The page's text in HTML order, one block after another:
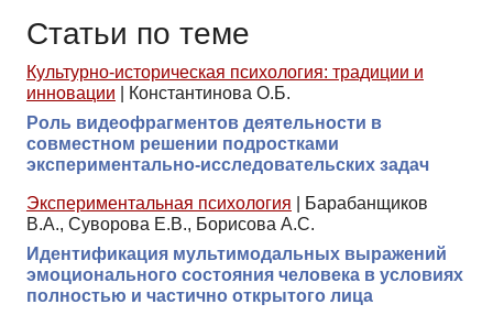
Статьи по теме
Культурно-историческая психология: традиции и
инновации
Константинова О.Б.
Роль видеофрагментов деятельности в
совместном решении подростками
экспериментально-исследовательских задач
Экспериментальная психология
Барабанщиков
В.А., Суворова Е.В., Борисова А.С.
Идентификация мультимодальных выражений
эмоционального состояния человека в условиях
полностью и частично открытого лица